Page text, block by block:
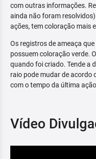
com outras informações.
ainda não foram
ações, tem coloração mais
Os registros de ameaça
possuem coloração verde.
quando foi criado. Tende a
raio pode mudar de acordo
com o tempo da última
Vídeo